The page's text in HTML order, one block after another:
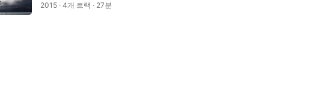
2015 · 4개 트랙 · 27분